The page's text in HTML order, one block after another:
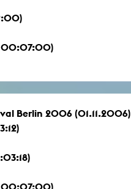
00:07:00)
Berlin 2006 (01.11.2006)
00:07:00)